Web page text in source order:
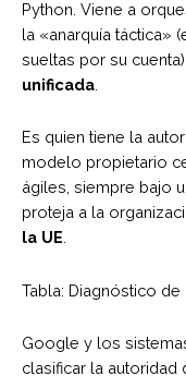
Python. Viene a
la «anarquía táctica»
sueltas por su
unificada
Es quien tiene la
modelo propietario
ágiles, siempre bajo
proteja a la
la UE
Tabla: Diagnóstico de
Google y los
clasificar la autoridad